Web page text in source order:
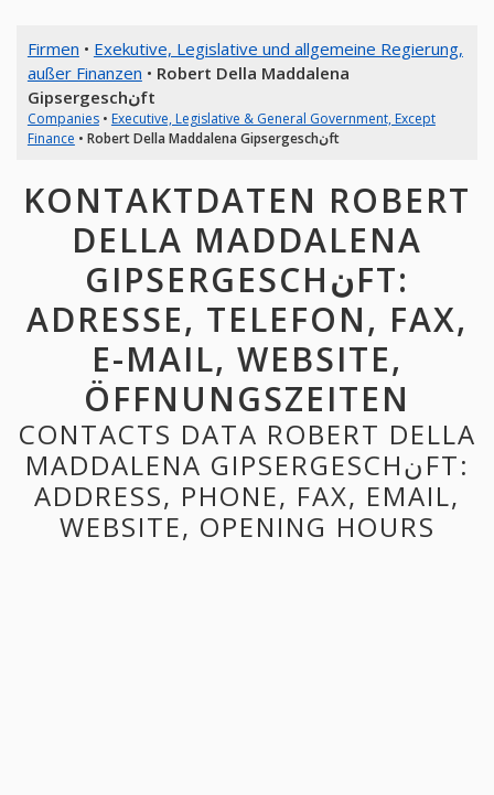
Firmen • Exekutive, Legislative und allgemeine Regierung,
außer Finanzen • Robert Della Maddalena
Gipsergeschنft
Companies• Executive, Legislative & General Government, Except
Finance • Robert Della Maddalena Gipsergeschنft
KONTAKTDATEN ROBERT
DELLA MADDALENA
GIPSERGESCHنFT:
ADRESSE, TELEFON, FAX,
E-MAIL, WEBSITE,
ÖFFNUNGSZEITEN
CONTACTS DATA ROBERT DELLA
MADDALENA GIPSERGESCHنFT:
ADDRESS, PHONE, FAX, EMAIL,
WEBSITE, OPENING HOURS